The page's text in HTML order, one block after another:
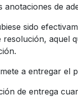
anotaciones de
sido
resolución, aquel
a entregar el
de entrega